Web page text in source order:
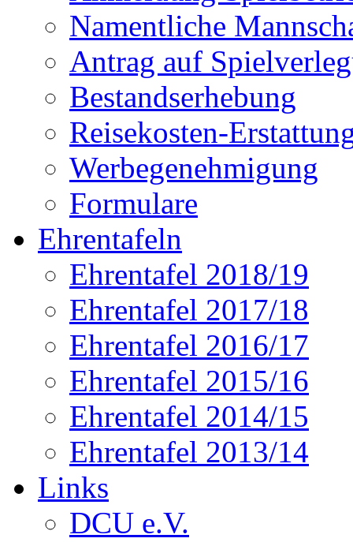
Namentliche
Antrag auf
Bestandserhebung
Reisekosten-
Werbegenehmigung
Formulare
Ehrentafeln
Ehrentafel 2018/19
Ehrentafel 2017/18
Ehrentafel 2016/17
Ehrentafel 2015/16
Ehrentafel 2014/15
Ehrentafel 2013/14
Links
DCU e.V.